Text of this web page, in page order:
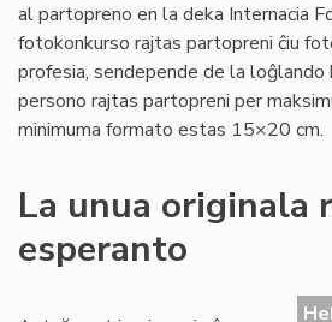
al partopreno en la deka Internacia
fotokonkurso rajtas partopreni ĉiu
profesia, sendepende de la loĝlando
persono rajtas partopreni per
minimuma formato estas 15×20 cm.
La unua originala
esperanto